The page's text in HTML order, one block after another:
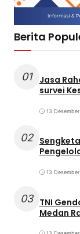
Berita
01
Jasa
survei
13
02
13
03 TNI
Medan